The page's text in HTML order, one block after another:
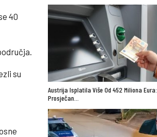
40
su
Austrija Isplatila Više Od 452 Miliona Eura:
Prosječan…